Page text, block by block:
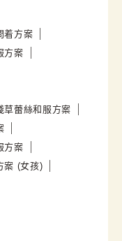
着方案
方案
草蕾絲和服方案
方案
案 (女孩)